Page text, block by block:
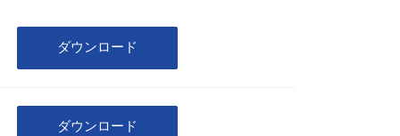
ダウンロード
ダウンロード